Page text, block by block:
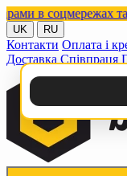
в соцмережах та
UK RU
Контакти Оплата і
Доставка Співпраця